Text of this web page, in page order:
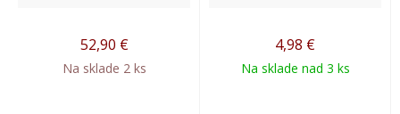
52,90 €
Na sklade 2 ks
4,98 €
Na sklade nad 3 ks